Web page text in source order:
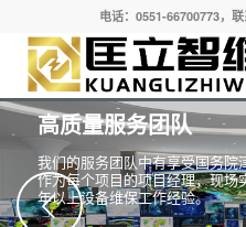
电话：0551-66700773，
高质量服务团队
我们的服务团队中有享受国务
作为每个项目的项目经理，现
年以上设备维保工作经验。下